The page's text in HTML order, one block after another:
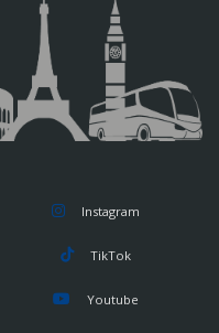
Instagram
TikTok
Youtube